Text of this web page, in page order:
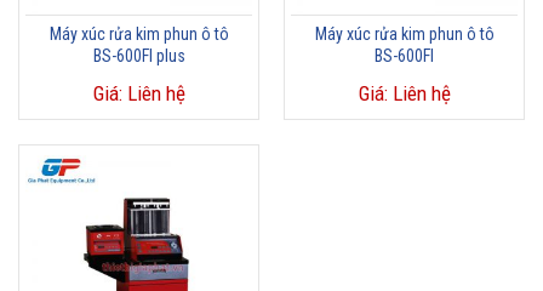
Máy xúc rửa kim phun ô tô
BS-600FI plus
Giá: Liên hệ
Máy xúc rửa kim phun ô tô
BS-600FI
Giá: Liên hệ